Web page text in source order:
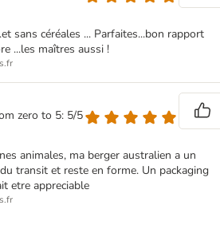
sans céréales ... Parfaites...bon rapport
...les maîtres aussi !
zero to 5: 5/5
animales, ma berger australien a un
transit et reste en forme. Un packaging
etre appreciable